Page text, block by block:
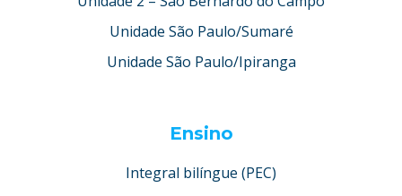
Unidade São Paulo/Sumaré
Unidade São Paulo/Ipiranga
Ensino
Integral bilíngue (PEC)